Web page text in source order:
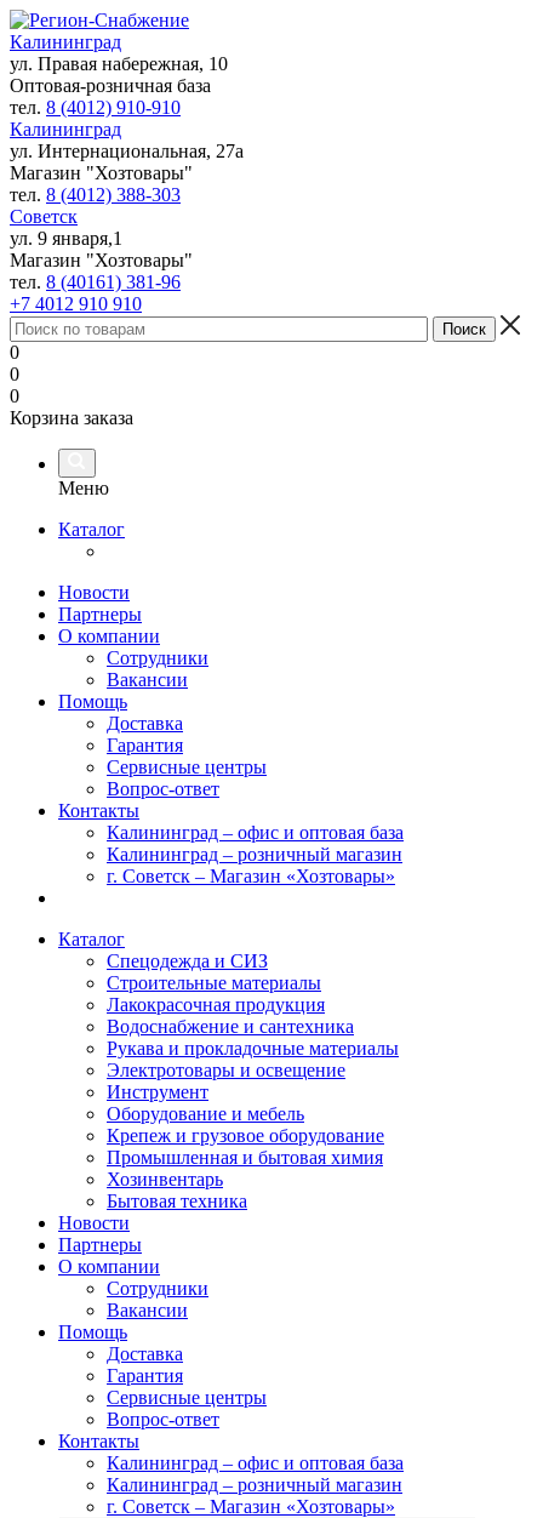
Калининград
ул. Правая набережная, 10
Оптовая-розничная база
тел. 8 (4012) 910-910
Калининград
ул. Интернациональная, 27а
Магазин "Хозтовары"
тел. 8 (4012) 388-303
Советск
ул. 9 января,1
Магазин "Хозтовары"
тел. 8 (40161) 381-96
+7 4012 910 910
0
0
0
Корзина заказа
Меню
Каталог
Новости
Партнеры
О компании
Сотрудники
Вакансии
Помощь
Доставка
Гарантия
Сервисные центры
Вопрос-ответ
Контакты
Калининград – офис и оптовая база
Калининград – розничный магазин
г. Советск – Магазин «Хозтовары»
Каталог
Спецодежда и СИЗ
Строительные материалы
Лакокрасочная продукция
Водоснабжение и сантехника
Рукава и прокладочные материалы
Электротовары и освещение
Инструмент
Оборудование и мебель
Крепеж и грузовое оборудование
Промышленная и бытовая химия
Хозинвентарь
Бытовая техника
Новости
Партнеры
О компании
Сотрудники
Вакансии
Помощь
Доставка
Гарантия
Сервисные центры
Вопрос-ответ
Контакты
Калининград – офис и оптовая база
Калининград – розничный магазин
г. Советск – Магазин «Хозтовары»